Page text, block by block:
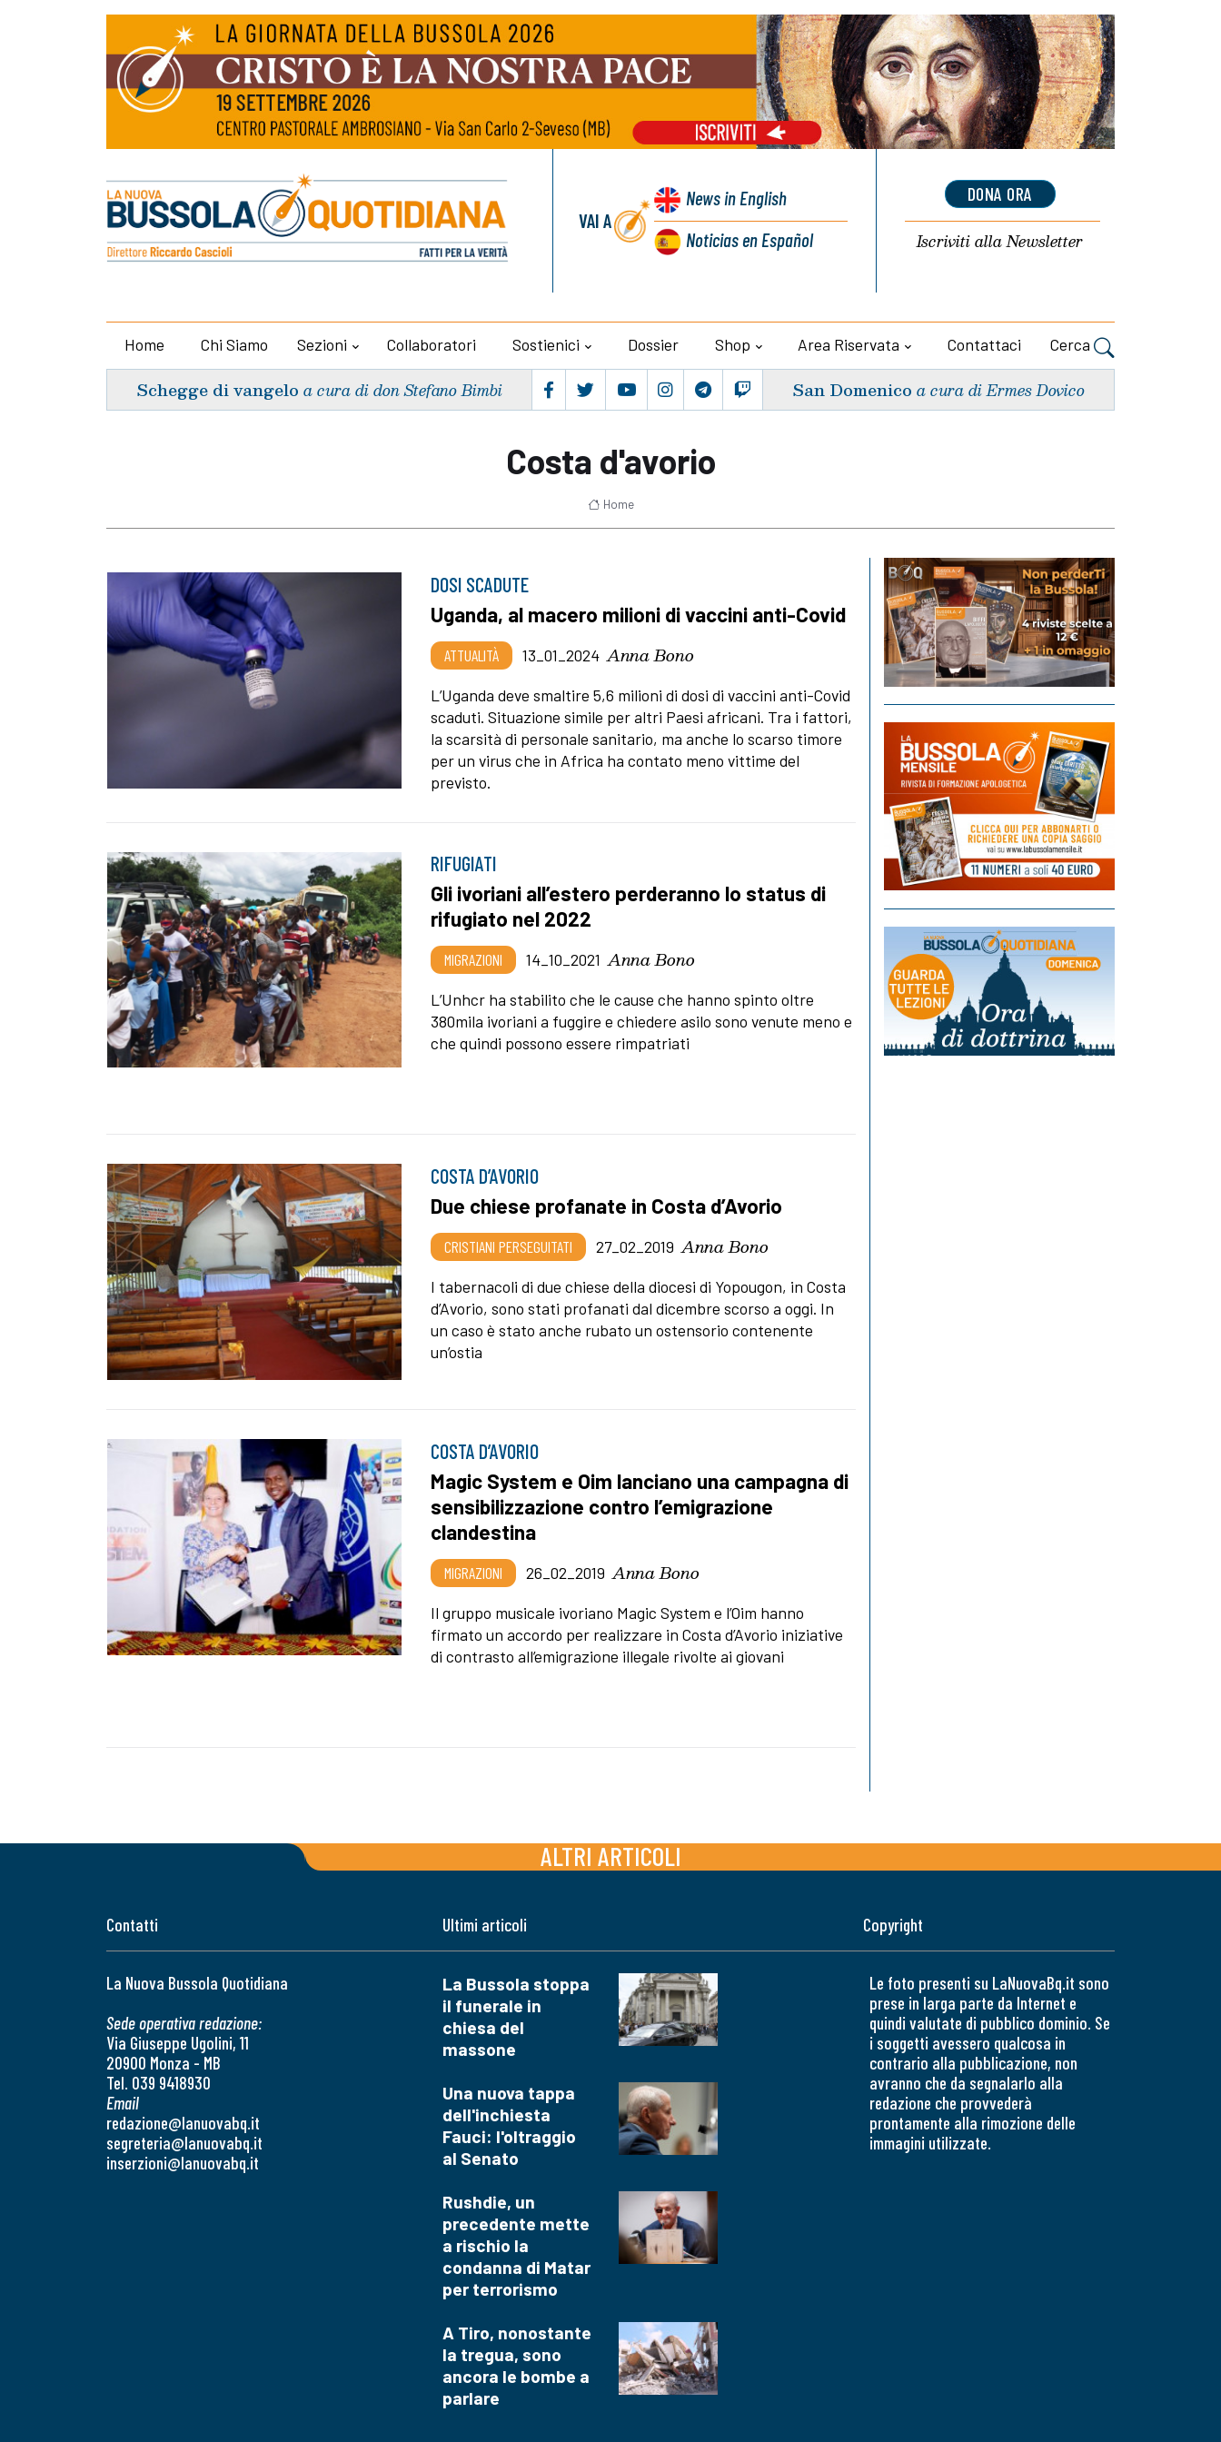
VAI A
Newsin English
Noticiasen Español
DONA ORA
Iscriviti allaNewsletter
Home Chi Siamo Sezioni Collaboratori Sostienici Dossier Shop Area Riservata Contattaci Cerca
Schegge di vangelo a cura di don Stefano Bimbi San Domenico a cura di Ermes Dovico
Costa d'avorio
Home
DOSI SCADUTE
Uganda, al macero milioni di vaccini anti-Covid
ATTUALITÀ 13_01_2024 Anna Bono
L’Uganda deve smaltire 5,6 milioni di dosi di vaccini anti-Covid
scaduti. Situazione simile per altri Paesi africani. Tra i fattori,
la scarsità di personale sanitario, ma anche lo scarso timore
per un virus che in Africa ha contato meno vittime del
previsto.
RIFUGIATI
Gli ivoriani all’estero perderanno lo status di
rifugiato nel 2022
MIGRAZIONI 14_10_2021 Anna Bono
L’Unhcr ha stabilito che le cause che hanno spinto oltre
380mila ivoriani a fuggire e chiedere asilo sono venute meno e
che quindi possono essere rimpatriati
COSTA D’AVORIO
Due chiese profanate in Costa d’Avorio
CRISTIANI PERSEGUITATI 27_02_2019 Anna Bono
I tabernacoli di due chiese della diocesi di Yopougon, in Costa
d’Avorio, sono stati profanati dal dicembre scorso a oggi. In
un caso è stato anche rubato un ostensorio contenente
un’ostia
COSTA D’AVORIO
Magic System e Oim lanciano una campagna di
sensibilizzazione contro l’emigrazione
clandestina
MIGRAZIONI 26_02_2019 Anna Bono
Il gruppo musicale ivoriano Magic System e l’Oim hanno
firmato un accordo per realizzare in Costa d’Avorio iniziative
di contrasto all’emigrazione illegale rivolte ai giovani
ALTRI ARTICOLI
Contatti
La Nuova Bussola Quotidiana
Sede operativa redazione:
Via Giuseppe Ugolini, 11
20900 Monza - MB
Tel. 039 9418930
Email
redazione@lanuovabq.it
segreteria@lanuovabq.it
inserzioni@lanuovabq.it
Ultimi articoli
La Bussola stoppa
il funerale in
chiesa del
massone
Una nuova tappa
dell'inchiesta
Fauci: l'oltraggio
al Senato
Rushdie, un
precedente mette
a rischio la
condanna di Matar
per terrorismo
A Tiro, nonostante
la tregua, sono
ancora le bombe a
parlare
Copyright
Le foto presenti su LaNuovaBq.it sono
prese in larga parte da Internet e
quindi valutate di pubblico dominio. Se
i soggetti avessero qualcosa in
contrario alla pubblicazione, non
avranno che da segnalarlo alla
redazione che provvederà
prontamente alla rimozione delle
immagini utilizzate.